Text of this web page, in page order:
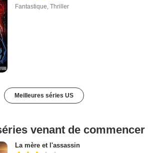
Fantastique,Thriller
Meilleures séries US
venant de commencer
La mère et l'assassin